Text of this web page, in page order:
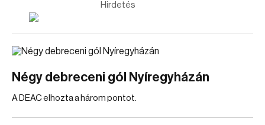
Hirdetés
Négy debreceni gól Nyíregyházán
A DEAC elhozta a három pontot.